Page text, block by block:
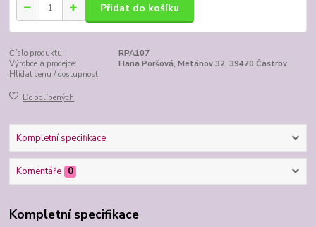
Přidat do košíku
Číslo produktu:
RPA107
Výrobce a prodejce:
Hana Poršová, Metánov 32, 39470 Častrov
Hlídat cenu / dostupnost
Do oblíbených
Kompletní specifikace
Komentáře 0
Kompletní specifikace